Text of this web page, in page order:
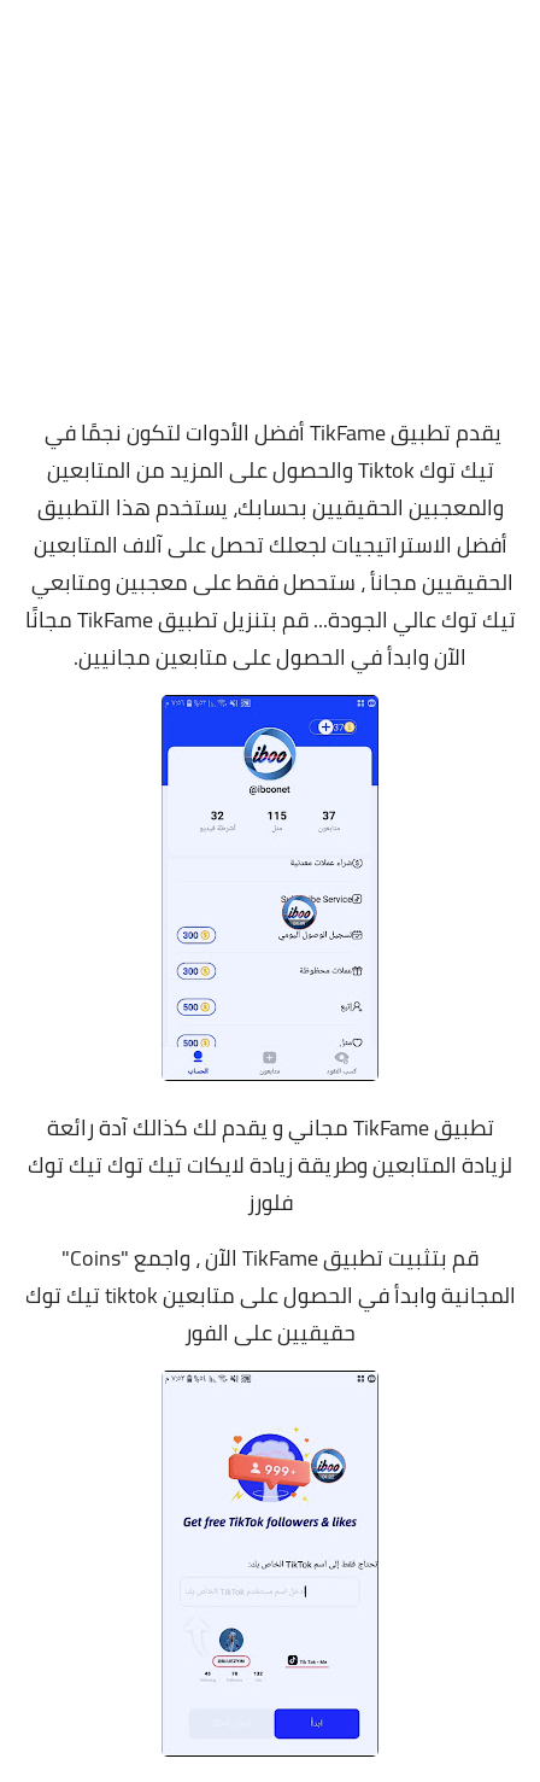
يقدم تطبيق TikFame أفضل الأدوات لتكون نجمًا في
تيك توك Tiktok والحصول على المزيد من المتابعين
والمعجبين الحقيقيين بحسابك، يستخدم هذا التطبيق
أفضل الاستراتيجيات لجعلك تحصل على آلاف المتابعين
الحقيقيين مجانأ ، ستحصل فقط على معجبين ومتابعي
تيك توك عالي الجودة... قم بتنزيل تطبيق TikFame مجانًا
الآن وابدأ في الحصول على متابعين مجانيين.
تطبيق TikFame مجاني و يقدم لك كذالك آدة رائعة
لزيادة المتابعين وطريقة زيادة لايكات تيك توك تيك توك
فلورز
قم بتثبيت تطبيق TikFame الآن ، واجمع "Coins"
المجانية وابدأ في الحصول على متابعين tiktok تيك توك
حقيقيين على الفور